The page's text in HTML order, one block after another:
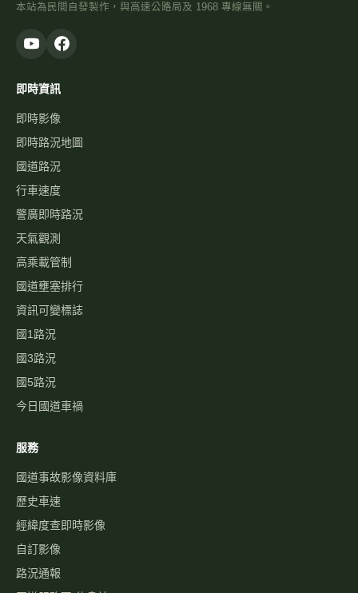
本站為民間自發製作，與高速公路局及 1968 專線無關。
即時資訊
即時影像
即時路況地圖
國道路況
行車速度
警廣即時路況
天氣觀測
高乘載管制
國道壅塞排行
資訊可變標誌
國1路況
國3路況
國5路況
今日國道車禍
服務
國道事故影像資料庫
歷史車速
經緯度查即時影像
自訂影像
路況通報